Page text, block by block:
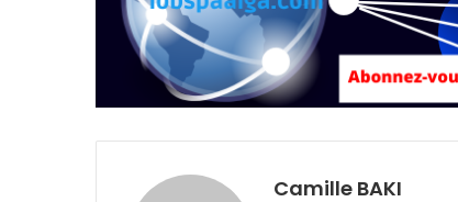
Camille BAKI